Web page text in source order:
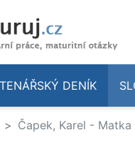
DENÍK
Čapek, Karel - Matka